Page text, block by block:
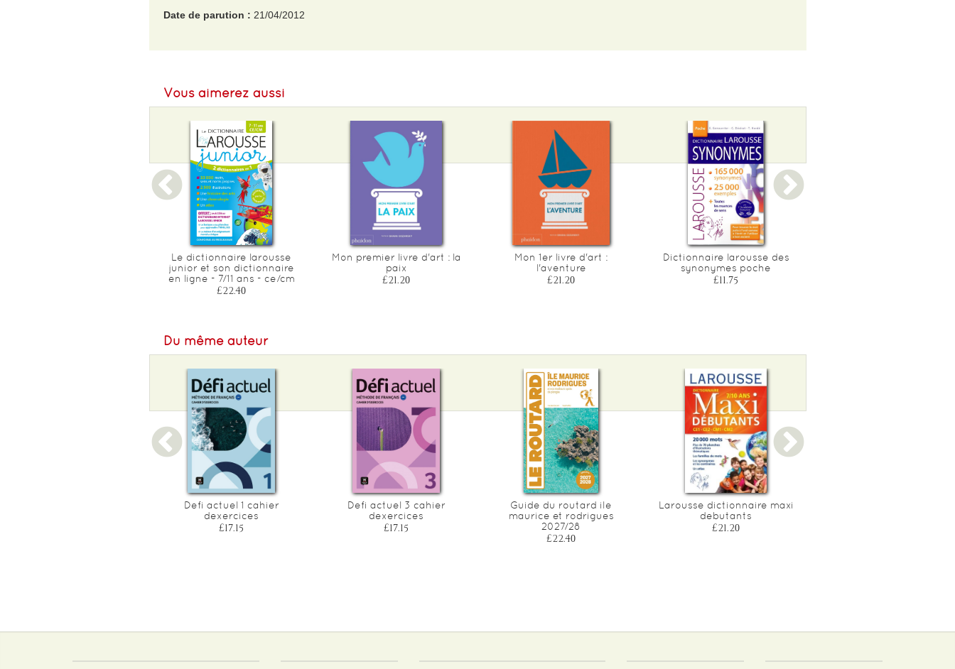
Date de parution : 21/04/2012
Format L :112
Poids : 410 g
Epaisseur :31
Vous aimerez aussi
Le dictionnaire larousse
junior et son dictionnaire
en ligne - 7/11 ans - ce/cm
£22.40
Mon premier livre d'art : la
paix
£21.20
Mon 1er livre d'art :
l'aventure
£21.20
Dictionnaire larousse des
synonymes poche
£11.75
Du même auteur
Defi actuel 1 cahier
dexercices
£17.15
Defi actuel 3 cahier
dexercices
£17.15
Guide du routard ile
maurice et rodrigues
2027/28
£22.40
Larousse dictionnaire maxi
debutants
£21.20